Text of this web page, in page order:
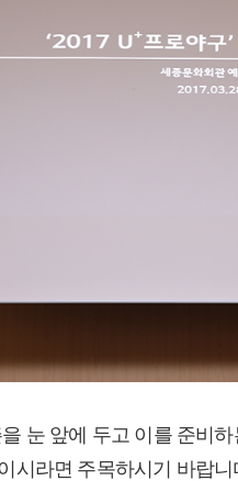
눈 앞에 두고 이를 준비
시라면 주목하시기 바랍